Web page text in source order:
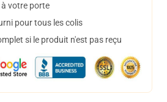
votre porte
pour tous les colis
si le produit n'est pas reçu